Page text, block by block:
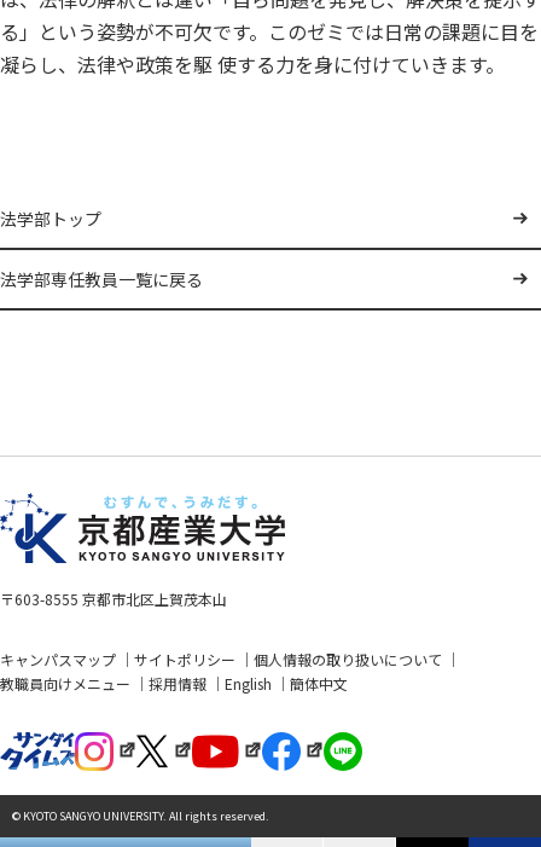
る」という姿勢が不可欠です。このゼミでは日常の課題に目を
凝らし、法律や政策を駆 使する力を身に付けていきます。
法学部トップ
法学部専任教員一覧に戻る
〒603-8555 京都市北区上賀茂本山
キャンパスマップ サイトポリシー
個人情報の取り扱いについて
教職員向けメニュー
採用情報 English 簡体中文
© KYOTO SANGYO UNIVERSITY. All rights reserved.